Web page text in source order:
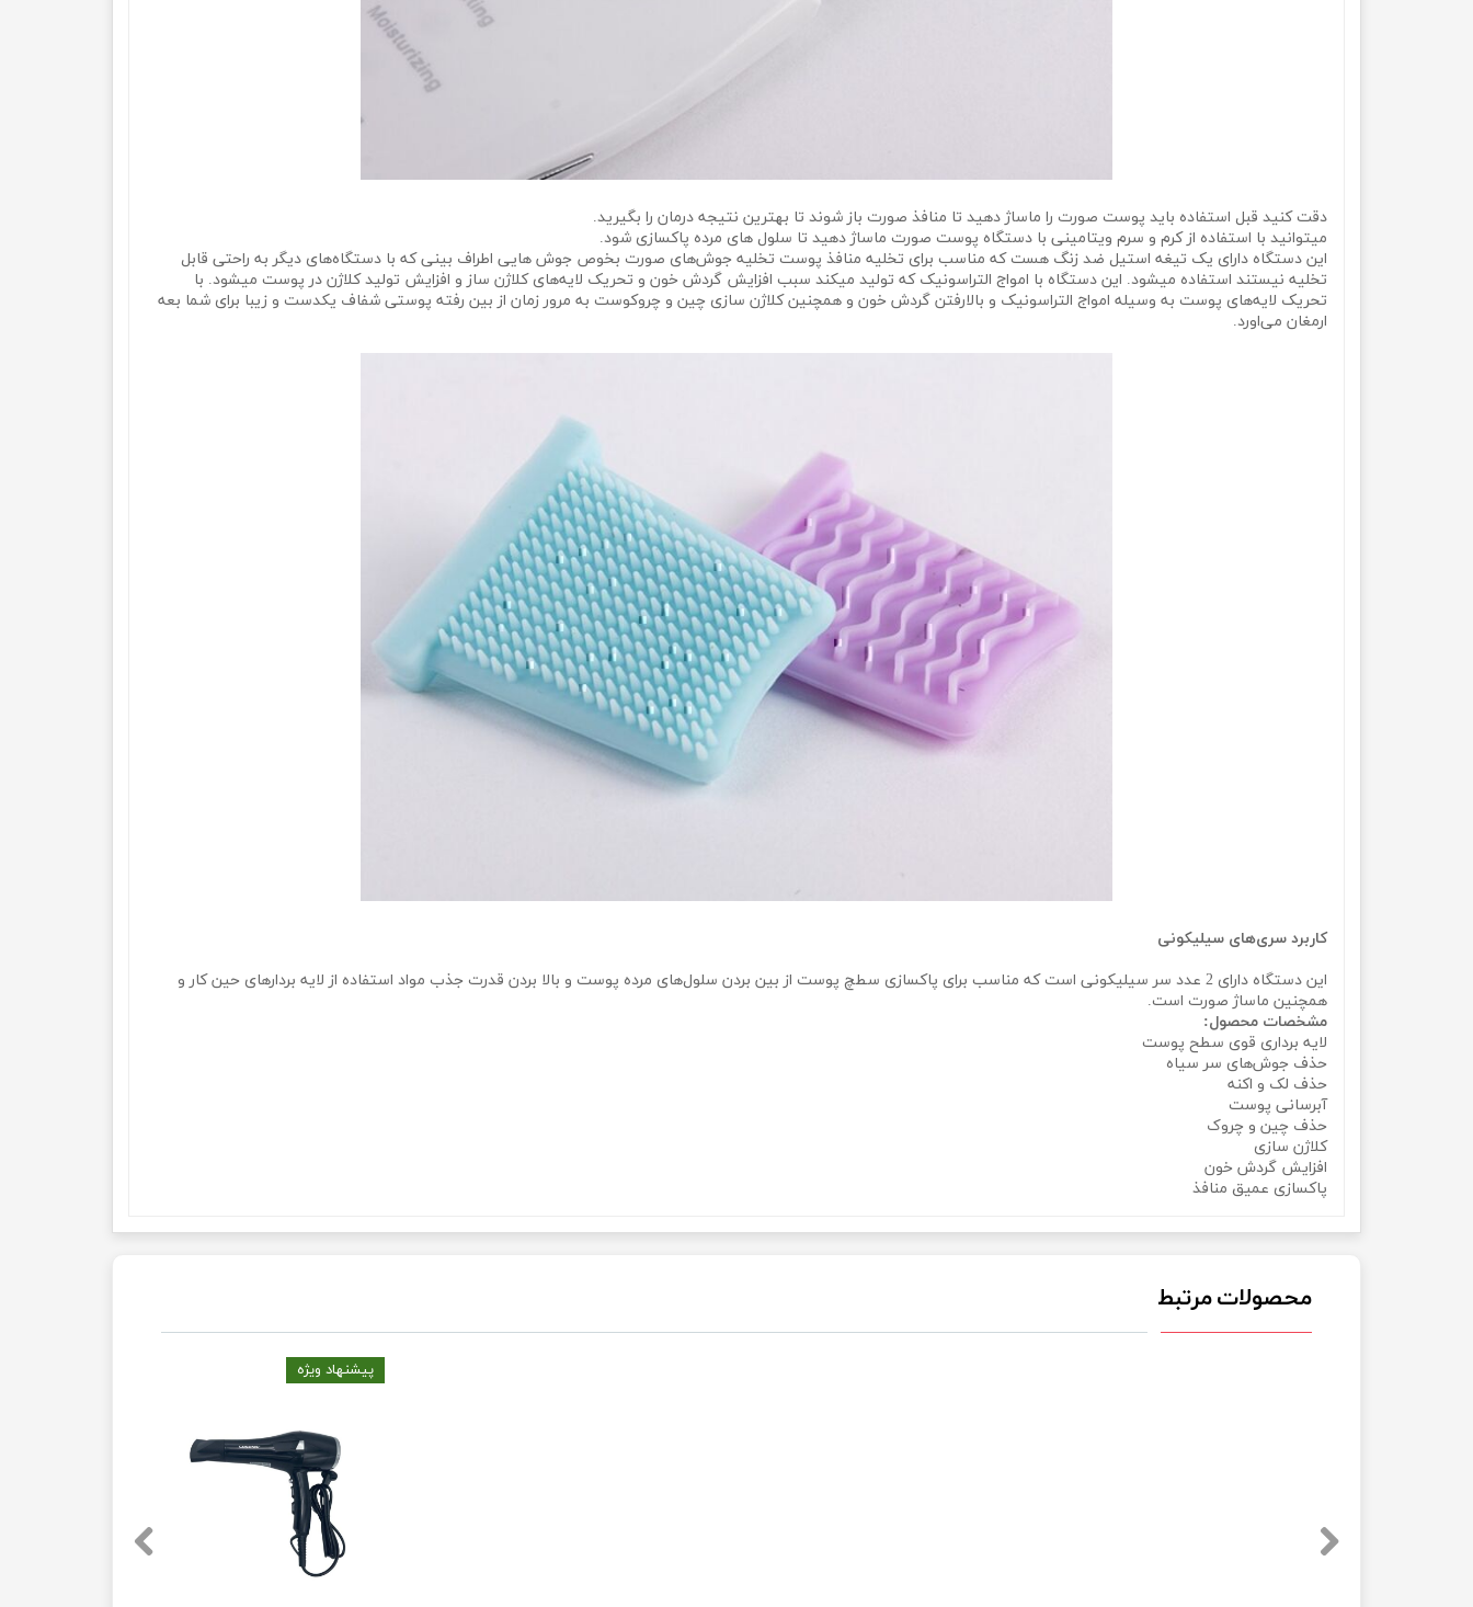
دقت کنید قبل استفاده باید پوست صورت را ماساژ دهید تا منافذ صورت باز شوند تا بهترین نتیجه درمان را بگیرید.
میتوانید با استفاده از کرم و سرم ویتامینی با دستگاه پوست صورت ماساژ دهید تا سلول های مرده پاکسازی شود.
این دستگاه دارای یک تیغه استیل ضد زنگ هست که مناسب برای تخلیه منافذ پوست تخلیه جوش‌‌‌‌های صورت بخوص جوش هایی اطراف بینی که با دستگاه‌‌‌‌های دیگر به راحتی قابل
تخلیه نیستند استفاده میشود. این دستگاه با امواج التراسونیک که تولید میکند سبب افزایش گردش خون و تحریک لایه‌‌‌‌های کلاژن ساز و افزایش تولید کلاژن در پوست میشود. با
تحریک لایه‌‌‌‌های پوست به وسیله امواج التراسونیک و بالارفتن گردش خون و همچنین کلاژن سازی چین و چروکوست به مرور زمان از بین رفته پوستی شفاف یکدست و زیبا برای شما بعه
ارمغان می‌اورد.
کاربرد سری‌‌‌‌های سیلیکونی
این دستگاه دارای 2 عدد سر سیلیکونی است که مناسب برای پاکسازی سطچ پوست از بین بردن سلول‌‌‌‌های مرده پوست و بالا بردن قدرت جذب مواد استفاده از لایه بردار‌‌‌‌های حین کار و
همچنین ماساژ صورت است.
مشخصات محصول:
لایه برداری قوی سطح پوست
حذف جوش‌‌‌‌های سر سیاه
حذف لک و اکنه
آبرسانی پوست
حذف چین و چروک
کلاژن سازی
افزایش گردش خون
پاکسازی عمیق منافذ
محصولات مرتبط
پیشنهاد ویژه